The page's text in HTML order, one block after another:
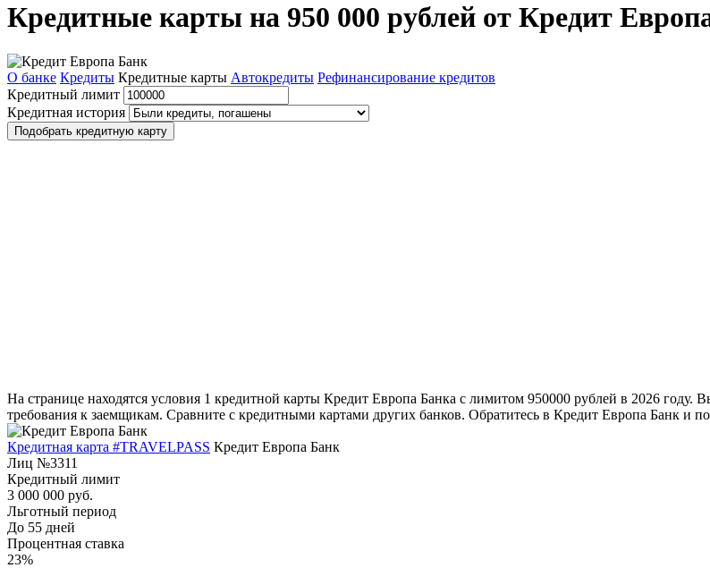
Кредитные карты на 950 000 рублей от Кредит
О банке Кредиты Кредитные карты Автокредиты Рефинансирование кредитов
Кредитный лимит
Кредитная история
Подобрать кредитную карту
На странице находятся условия 1 кредитной карты Кредит Европа Банка с лимитом 950000 рублей в 2026 году.
требования к заемщикам. Сравните с кредитными картами других банков. Обратитесь в Кредит Европа Банк и
Кредитная карта #TRAVELPASS Кредит Европа Банк
Лиц №3311
Кредитный лимит
3 000 000 руб.
Льготный период
До 55 дней
Процентная ставка
23%